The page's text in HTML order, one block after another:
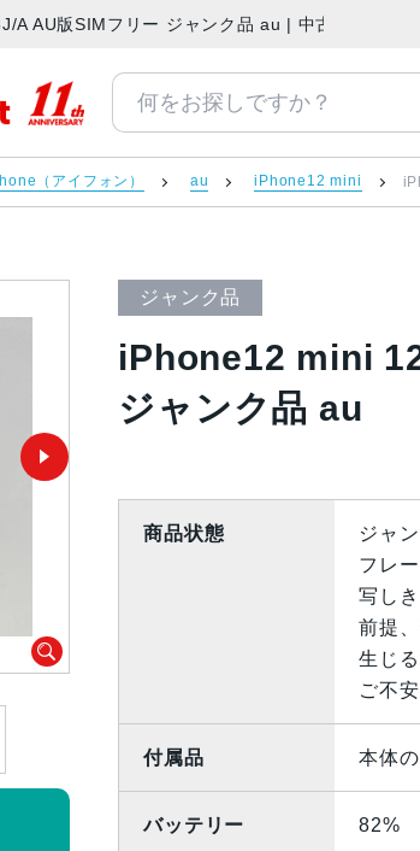
AU版SIMフリー ジャンク品 au | 中古スマホ販
（アイフォン） au iPhone12 mini
ジャンク品
iPhone12 mini
ジャンク品 au
商品状態
ジャ
フレ
写し
前提
生じ
ご不
付属品 本体
バッテリー 82%